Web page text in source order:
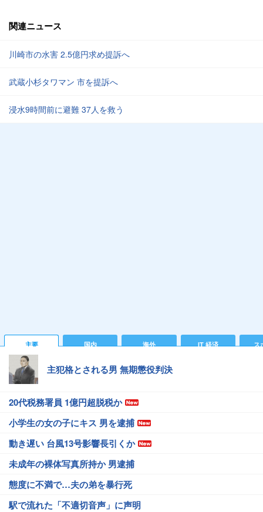
関連ニュース
川崎市の水害 2.5億円求め提訴へ
武蔵小杉タワマン 市を提訴へ
浸水9時間前に避難 37人を救う
主要 国内 海外 IT 経済 ス
主犯格とされる男 無期懲役判決
20代税務署員 1億円超脱税か
小学生の女の子にキス 男を逮捕
動き遅い 台風13号影響長引くか
未成年の裸体写真所持か 男逮捕
態度に不満で…夫の弟を暴行死
駅で流れた「不適切音声」に声明